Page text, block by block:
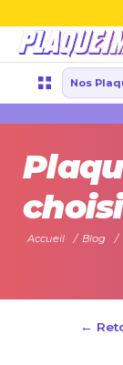
Nos
Accueil Blog
←